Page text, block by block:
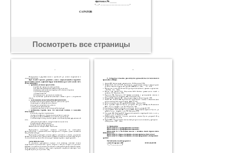
Посмотреть все страницы